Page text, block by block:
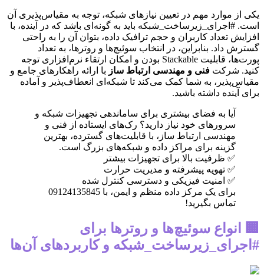
یکی از موارد مهم در تعیین نیازهای شبکه، توجه به مقیاس‌پذیری آن
است. #اجرای_زیرساخت_شبکه باید به گونه‌ای باشد که در آینده، با
افزایش تعداد کاربران و حجم ترافیک داده، بتوان آن را به راحتی
گسترش داد. بنابراین، در انتخاب سوئیچ‌ها و روترها، به تعداد
پورت‌ها، قابلیت Stackable بودن و امکان ارتقاء نرم‌افزاری توجه
کنید. شرکت فنی و مهندسی ارتباط ساز با ارائه راهکارهای جامع و
مقیاس‌پذیر، به شما کمک می‌کند تا شبکه‌ای انعطاف‌پذیر و آماده
برای آینده داشته باشید.
آیا به فضای بیشتری برای ساماندهی تجهیزات شبکه و
سرورهای خود نیاز دارید؟ رک‌های ایستاده از فنی و
مهندسی ارتباط ساز، با قابلیت‌های گسترده، بهترین
گزینه برای مراکز داده و شبکه‌های بزرگ است.
✅ ظرفیت بالا برای تجهیزات بیشتر
✅ تهویه پیشرفته و مدیریت حرارت
✅ امنیت فیزیکی و دسترسی کنترل شده
برای یک مرکز داده منظم و ایمن، با 09124135845
تماس بگیرید!
🏢 انواع سوئیچ‌ها و روترها برای
#اجرای_زیرساخت_شبکه و کاربردهای آن‌ها